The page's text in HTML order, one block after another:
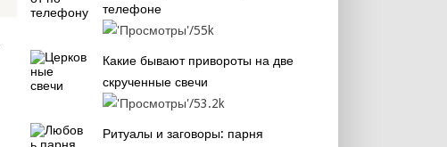
телефоне
55k
Какие бывают привороты на две
скрученные свечи
53.2k
Ритуалы и заговоры: парня